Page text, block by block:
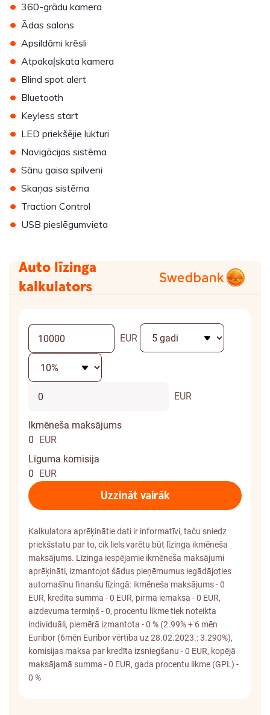
• 360-grādu kamera
• Ādas salons
• Apsildāmi krēsli
• Atpakaļskata kamera
• Blind spot alert
• Bluetooth
• Keyless start
• LED priekšējie lukturi
• Navigācijas sistēma
• Sānu gaisa spilveni
• Skaņas sistēma
• Traction Control
• USB pieslēgumvieta